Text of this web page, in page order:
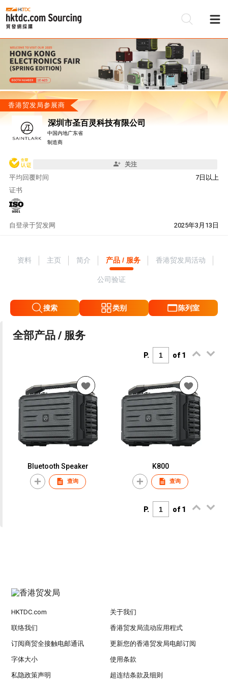
香港贸发局参展商
深圳市圣百灵科技有限公司
中国内地广东省
制造商
关注
平均回覆时间
7日以上
证书
自 2025年3月13日
登录于贸发网
资料 主页 简介 产品 / 服务 香港贸发局活动
公司验证
搜索 类别 陈列室
全部产品 / 服务
P. of 1
Bluetooth Speaker
查询
K800
查询
P. of 1
HKTDC.com 关于我们
联络我们 香港贸发局流动应用程式
订阅商贸全接触电邮通讯 更新您的香港贸发局电邮订阅
字体大小 使用条款
私隐政策声明 超连结条款及细则